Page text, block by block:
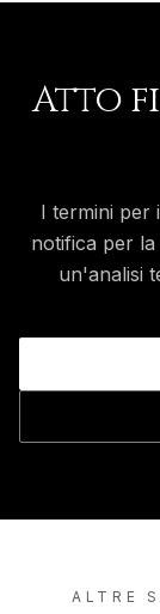
Atto
I termini per
notifica per
un'analisi
ALTRE